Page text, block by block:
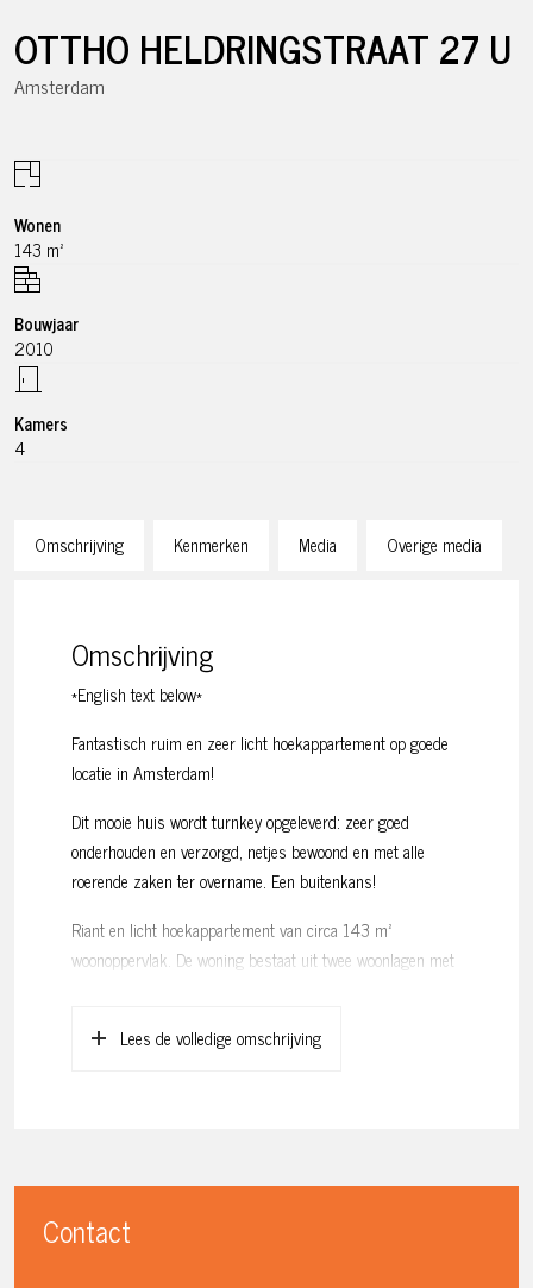
OTTHO HELDRINGSTRAAT27 U
Amsterdam
Omschrijving Kenmerken Media Overige media
Omschrijving
*English text below*
Fantastisch ruim en zeer licht hoekappartement op goede
locatie in Amsterdam!
Dit mooie huis wordt turnkey opgeleverd: zeer goed
onderhouden en verzorgd, netjes bewoond en met alle
roerende zaken ter overname. Een buitenkans!
Riant en licht hoekappartement van circa 143 m²
woonoppervlak. De woning bestaat uit twee woonlagen met
parkeerplaats in de ondergrondse garage.
centrum van Amsterdam, vlakbij het Hoofddorpplein met
vele verschillende winkels, gezellige cafés en restaurants
en op korte fietsafstand van het Vondelpark.
Lees de volledige omschrijving
Contact
Wonen
143 m²
Bouwjaar
2010
Kamers
4